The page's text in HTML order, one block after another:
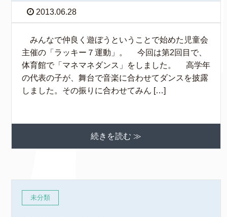
2013.06.28
みんなで仲良く遊ぼうということで始めた児童会
主催の「ラッキー７運動」。 今回は第2回目で、
体育館で「マネマネダンス」をしました。 高学年
の代表の子が、舞台で音楽に合わせてダンスを披露
しました。その振りに合わせてみん […]
続きを読む ≫
未分類